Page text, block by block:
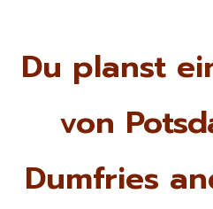
Du planst
von
Dumfries